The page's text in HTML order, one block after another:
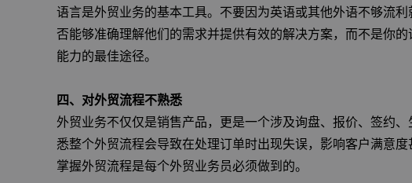
语言是外贸业务的基本工具。不要因为英语或其他外语不够流
否能够准确理解他们的需求并提供有效的解决方案，而不是你
能力的最佳途径。
四、对外贸流程不熟悉
外贸业务不仅仅是销售产品，更是一个涉及询盘、报价、签约
悉整个外贸流程会导致在处理订单时出现失误，影响客户满意
掌握外贸流程是每个外贸业务员必须做到的。